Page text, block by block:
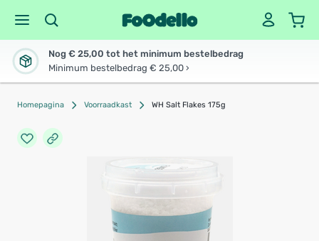
Nog € 25,00 tot het minimum bestelbedrag
Minimum bestelbedrag € 25,00 ›
Homepagina Voorraadkast WH Salt Flakes 175g